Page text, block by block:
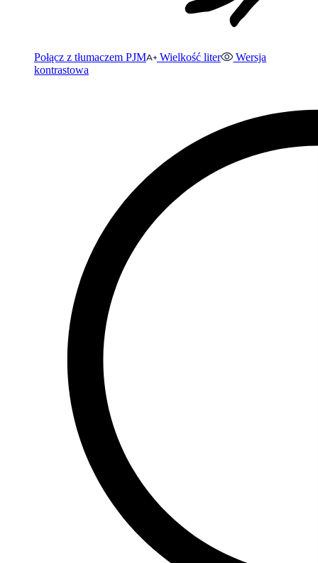
Połącz z tłumaczem PJM Wielkość liter
Wersja
kontrastowa